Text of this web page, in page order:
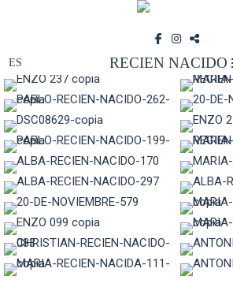
RECIEN NACIDO